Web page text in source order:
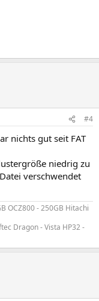
#4
nichts gut seit FAT
niedrig zu
verschwendet
OCZ800 - 250GB Hitachi
Dragon - Vista HP32 -